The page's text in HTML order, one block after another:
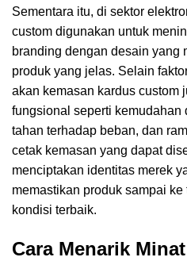
Sementara itu, di sektor
custom digunakan untuk
branding dengan desain yang
produk yang jelas. Selain
akan kemasan kardus custom
fungsional seperti kemudahan
tahan terhadap beban, dan
cetak kemasan yang dapat
menciptakan identitas merek
memastikan produk sampai
kondisi terbaik.
Cara Menarik